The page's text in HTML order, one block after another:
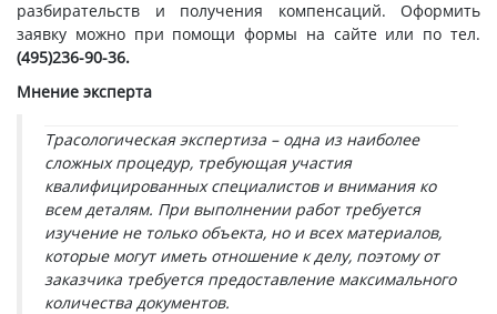
разбирательств и получения компенсаций. Оформить
заявку можно при помощи формы на сайте или по тел.
(495)236-90-36.
Мнение эксперта
Трасологическая экспертиза – одна из наиболее
сложных процедур, требующая участия
квалифицированных специалистов и внимания ко
всем деталям. При выполнении работ требуется
изучение не только объекта, но и всех материалов,
которые могут иметь отношение к делу, поэтому от
заказчика требуется предоставление максимального
количества документов.